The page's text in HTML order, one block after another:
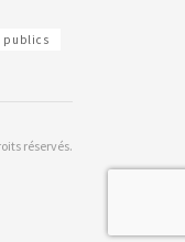
publics
réservés.